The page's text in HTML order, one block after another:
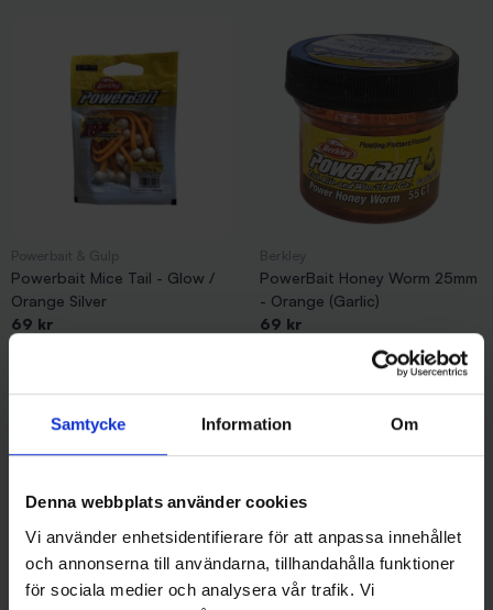
Samtycke Information Om
Denna webbplats använder cookies
Vi använder enhetsidentifierare för att anpassa innehållet
och annonserna till användarna, tillhandahålla funktioner
för sociala medier och analysera vår trafik. Vi
Powerbait Mice Tail - Glow /
Orange Silver
69 kr
PowerBait Honey Worm 25mm
- Orange (Garlic)
69 kr